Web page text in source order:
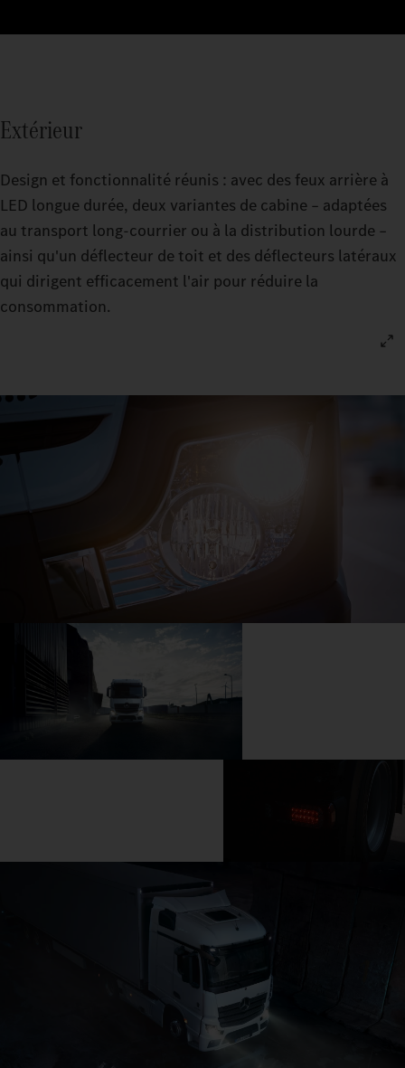
Extérieur
Design et fonctionnalité réunis : avec des feux arrière à
LED longue durée, deux variantes de cabine – adaptées
au transport long-courrier ou à la distribution lourde –
ainsi qu'un déflecteur de toit et des déflecteurs latéraux
qui dirigent efficacement l'air pour réduire la
consommation.